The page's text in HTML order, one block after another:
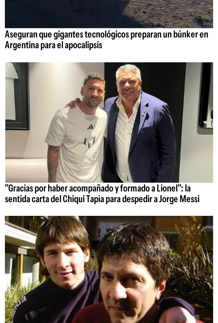
Aseguran que gigantes tecnológicos preparan un búnker en
Argentina para el apocalipsis
"Gracias por haber acompañado y formado a Lionel": la
sentida carta del Chiqui Tapia para despedir a Jorge Messi